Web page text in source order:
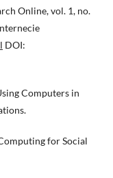
Online, vol. 1, no.
DOI:
Computers in
for Social